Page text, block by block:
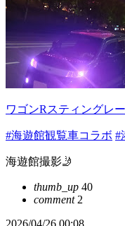
ワゴンRスティングレ
#海遊館観覧車コラボ #
海遊館撮影🤳
thumb_up 40
comment2
2026/04/26 00:08